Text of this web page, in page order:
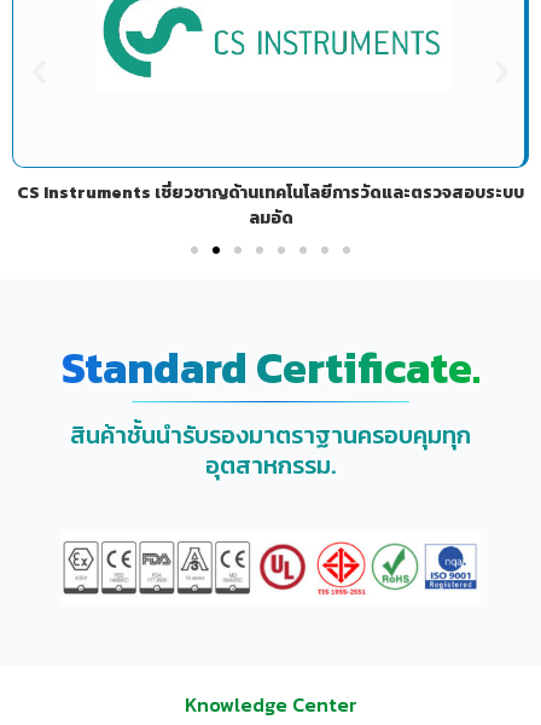
ECHOtec โซลูชันสำหรับระบบ Compressed Air
Standard Certificate.
สินค้าชั้นนำรับรองมาตราฐานครอบคุมทุก
อุตสาหกรรม.
Knowledge Center